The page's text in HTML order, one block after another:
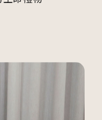
「生育力健